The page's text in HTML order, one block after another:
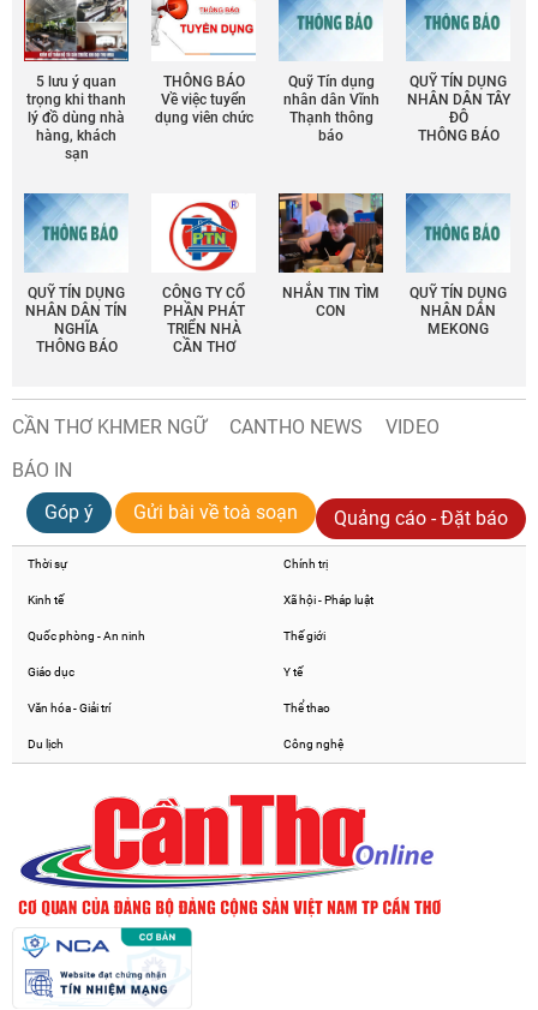
5 lưu ý quan
trọng khi thanh
lý đồ dùng nhà
hàng, khách
sạn
THÔNG BÁO
Về việc tuyển
dụng viên chức
Quỹ Tín dụng
nhân dân Vĩnh
Thạnh thông
báo
QUỸ TÍN DỤNG
NHÂN DÂN TÂY
ĐÔ
THÔNG BÁO
QUỸ TÍN DỤNG
NHÂN DÂN TÍN
NGHĨA
THÔNG BÁO
CÔNG TY CỔ
PHẦN PHÁT
TRIỂN NHÀ
CẦN THƠ
NHẮN TIN TÌM
CON
QUỸ TÍN DỤNG
NHÂN DÂN
MEKONG
CẦN THƠ KHMER NGỮ CANTHO NEWS
VIDEO
BÁO IN
Góp ý
Gửi bài về toà soạn Quảng cáo - Đặt báo
Thời sự Chính trị
Kinh tế Xã hội - Pháp luật
Quốc phòng - An ninh Thế giới
Giáo dục Y tế
Văn hóa - Giải trí Thể thao
Du lịch Công nghệ